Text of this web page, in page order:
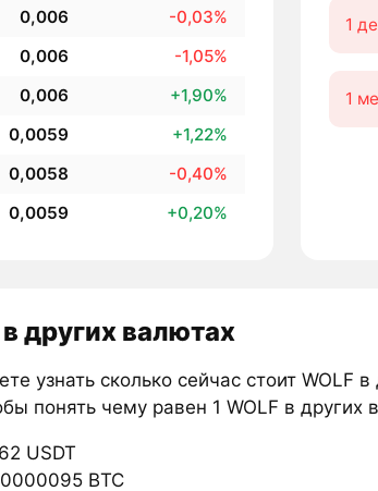
0,006 -0,03%
0,006 -1,05%
0,006 +1,90%
0,0059 +1,22%
0,0058 -0,40%
0,0059 +0,20%
1
1
других валютах
узнать сколько сейчас стоит WOLF
понять чему равен 1 WOLF в других
USDT
BTC